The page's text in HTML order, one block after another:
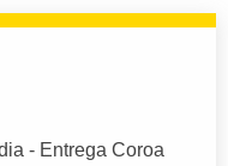
- Entrega Coroa